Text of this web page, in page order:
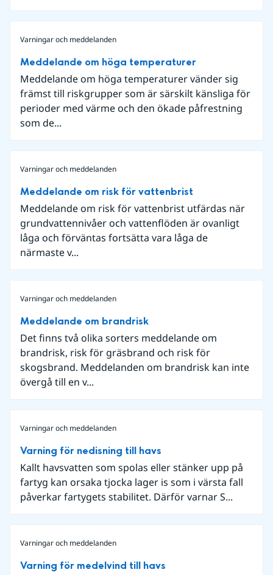
Varningar och meddelanden
Meddelande om höga temperaturer
Meddelande om höga temperaturer vänder sig
främst till riskgrupper som är särskilt känsliga för
perioder med värme och den ökade påfrestning
som de...
Varningar och meddelanden
Meddelande om risk för vattenbrist
Meddelande om risk för vattenbrist utfärdas när
grundvattennivåer och vattenflöden är ovanligt
låga och förväntas fortsätta vara låga de
närmaste v...
Varningar och meddelanden
Meddelande om brandrisk
Det finns två olika sorters meddelande om
brandrisk, risk för gräsbrand och risk för
skogsbrand. Meddelanden om brandrisk kan inte
övergå till en v...
Varningar och meddelanden
Varning för nedisning till havs
Kallt havsvatten som spolas eller stänker upp på
fartyg kan orsaka tjocka lager is som i värsta fall
påverkar fartygets stabilitet. Därför varnar S...
Varningar och meddelanden
Varning för medelvind till havs